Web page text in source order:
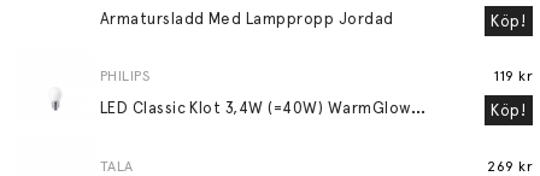
Armatursladd Med Lamppropp Jordad Köp!
PHILIPS
L
ED Classic Klot 3,4W (=40W) WarmGlow Frostad E27
119 kr
Köp!
TALA 269 kr